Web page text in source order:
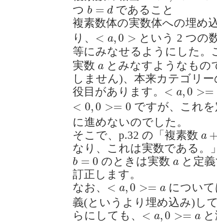
つ b = d
b=d
であること
複素数体の実数体への埋
り、 < a, 0 >
<a ,0 >
という 2 つの
等にみなせるようにした
実数 a
a とみなすようなもの
しません)、本来カテゴリ
役目があります。 < a, 0 >=
<a ,0 >=a
< 0, 0 >= 0
<0 ,0 >=0
ですが、これ
に進めないのでした。
そこで、p.32 の「複素数 a
a
なり、これは実数である。
b = 0
b= 0 のときは実数a
a と定
訂正します。
なお、 < a, 0 >= a
<a ,0 >=a
について
義(というより埋め込み)し
らにしても、 < a, 0 >= a
<a ,0 >=a
と